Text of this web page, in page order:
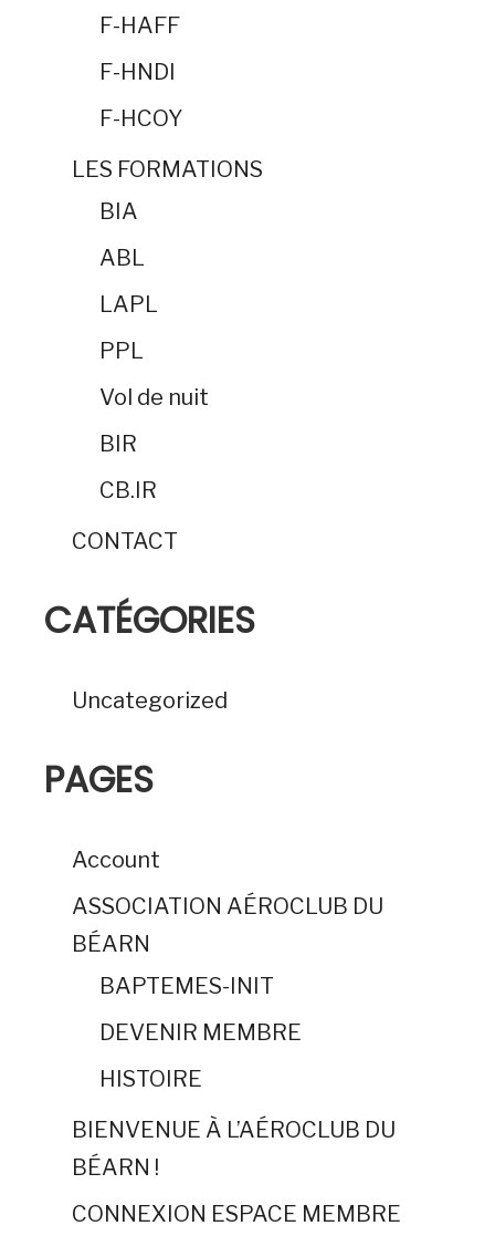
F-HAFF
F-HNDI
F-HCOY
LES FORMATIONS
BIA
ABL
LAPL
PPL
Vol de nuit
BIR
CB.IR
CONTACT
CATÉGORIES
Uncategorized
PAGES
Account
ASSOCIATION AÉROCLUB DU
BÉARN
BAPTEMES-INIT
DEVENIR MEMBRE
HISTOIRE
BIENVENUE À L’AÉROCLUB DU
BÉARN !
CONNEXION ESPACE MEMBRE